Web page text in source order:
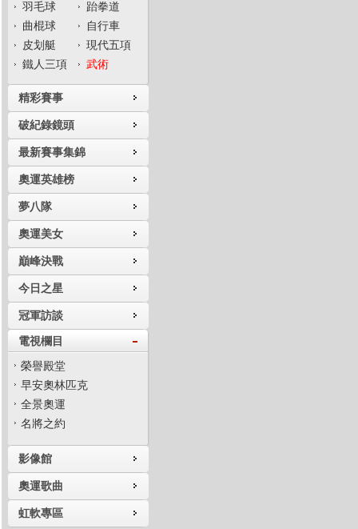
羽毛球
跆拳道
曲棍球
自行車
皮划艇
現代五項
鐵人三項
武術
精彩賽事
破紀錄鏡頭
最新賽事集錦
奧運英雄榜
夢八隊
奧運美女
巔峰決戰
今日之星
冠軍訪談
電視欄目
榮譽殿堂
早安奧林匹克
全景奧運
名將之約
影像館
奧運歌曲
虹軟專區